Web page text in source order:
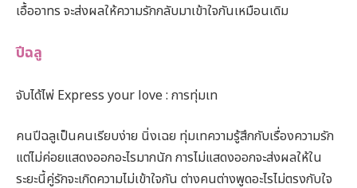
เอื้ออาทร จะส่งผลให้ความรักกลับมาเข้าใจกันเหมือนเดิม
ปีฉลู
จับได้ไพ่ Express your love : การทุ่มเท
คนปีฉลูเป็นคนเรียบง่าย นิ่งเฉย ทุ่มเทความรู้สึกกับเรื่องความรัก
แต่ไม่ค่อยแสดงออกอะไรมากนัก การไม่แสดงออกจะส่งผลให้ใน
ระยะนี้คู่รักจะเกิดความไม่เข้าใจกัน ต่างคนต่างพูดอะไรไม่ตรงกับใจ